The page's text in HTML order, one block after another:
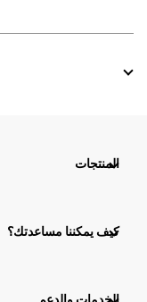
المنتجات
كيف يمكننا مساعدتك؟